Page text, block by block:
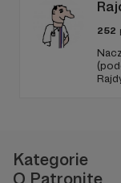
252
Kategorie
O Patronite